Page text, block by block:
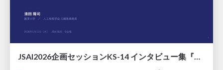
JSAI2026企画セッションKS-14 インタビュー集『⼈⼯知能と哲学と四つの問い』が提起する⼈⼯知能のこれからの課題 趣旨説明 / JSAI2026 Special Session: A Collection of Interviews, “Artificial Intelligence, Philosophy, and Four Questions”